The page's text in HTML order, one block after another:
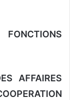
AFFAIRES